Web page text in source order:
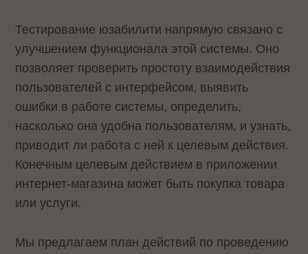
Тестирование юзабилити напрямую связано с
улучшением функционала этой системы. Оно
позволяет проверить простоту взаимодействия
пользователей с интерфейсом, выявить
ошибки в работе системы, определить,
насколько она удобна пользователям, и узнать,
приводит ли работа с ней к целевым действия.
Конечным целевым действием в приложении
интернет-магазина может быть покупка товара
или услуги.
Мы предлагаем план действий по проведению